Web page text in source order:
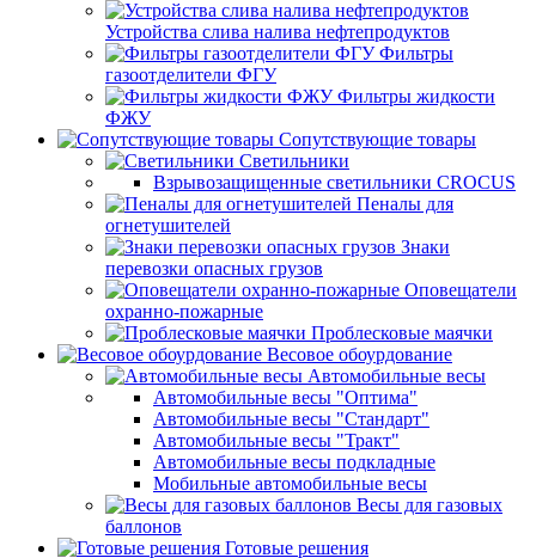
Устройства слива налива нефтепродуктов
Фильтры
газоотделители ФГУ
Фильтры жидкости
ФЖУ
Сопутствующие товары
Светильники
Взрывозащищенные светильники CROCUS
Пеналы для
огнетушителей
Знаки
перевозки опасных грузов
Оповещатели
охранно-пожарные
Проблесковые маячки
Весовое обоурдование
Автомобильные весы
Автомобильные весы "Оптима"
Автомобильные весы "Стандарт"
Автомобильные весы "Тракт"
Автомобильные весы подкладные
Мобильные автомобильные весы
Весы для газовых
баллонов
Готовые решения